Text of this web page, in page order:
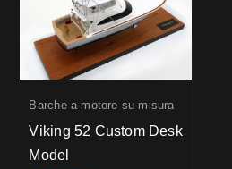
Barche a motore su misura
Viking 52 Custom Desk
Model